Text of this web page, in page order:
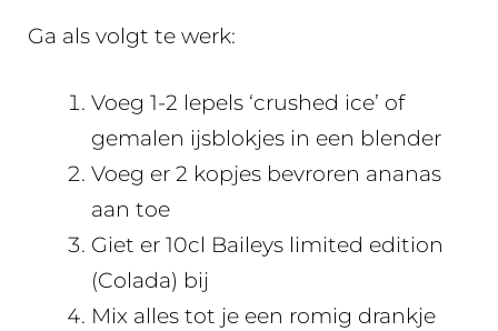
Ga als volgt te werk:
Voeg 1-2 lepels ‘crushed ice’ of
gemalen ijsblokjes in een blender
Voeg er 2 kopjes bevroren ananas
aan toe
Giet er 10cl Baileys limited edition
(Colada) bij
Mix alles tot je een romig drankje